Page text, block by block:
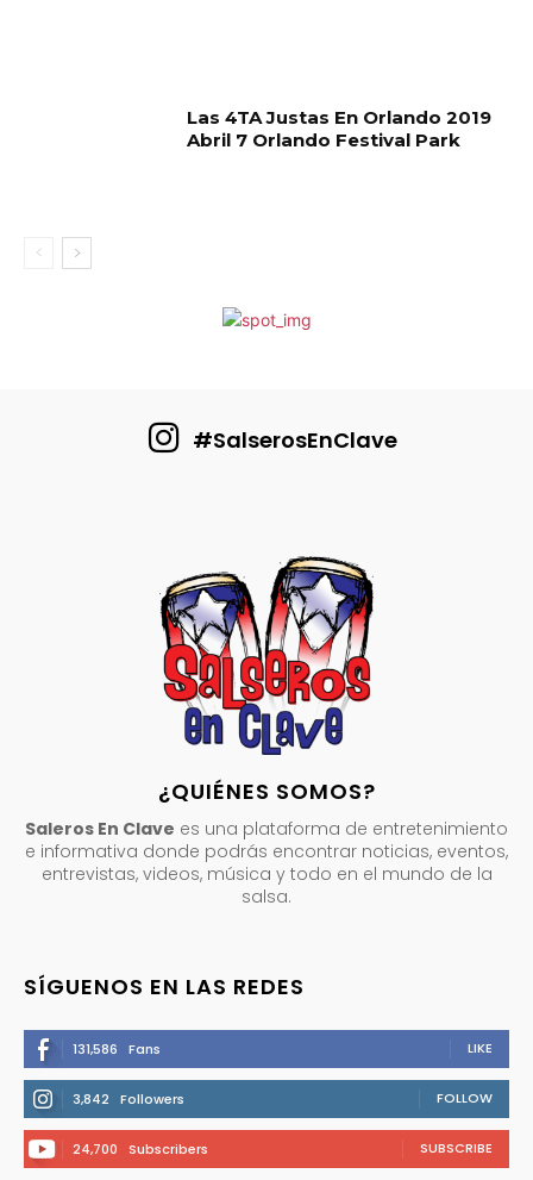
Las 4TA Justas En Orlando 2019
Abril 7 Orlando Festival Park
#SalserosEnClave
¿QUIÉNES SOMOS?
Saleros En Clave es una plataforma de entretenimiento
e informativa donde podrás encontrar noticias, eventos,
entrevistas, videos, música y todo en el mundo de la
salsa.
SÍGUENOS EN LAS REDES
131,586 Fans LIKE
3,842 Followers FOLLOW
24,700 Subscribers SUBSCRIBE